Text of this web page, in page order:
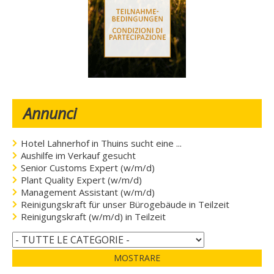
Annunci
Hotel Lahnerhof in Thuins sucht eine ...
Aushilfe im Verkauf gesucht
Senior Customs Expert (w/m/d)
Plant Quality Expert (w/m/d)
Management Assistant (w/m/d)
Reinigungskraft für unser Bürogebäude in Teilzeit
Reinigungskraft (w/m/d) in Teilzeit
MOSTRARE